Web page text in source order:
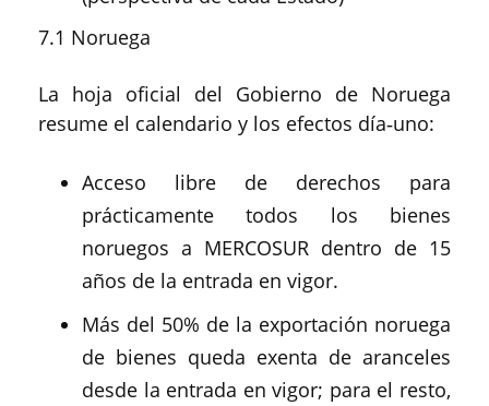
7.1 Noruega
La hoja oficial del Gobierno de Noruega
resume el calendario y los efectos día‑uno:
Acceso libre de derechos para
prácticamente todos los bienes
noruegos a MERCOSUR dentro de 15
años de la entrada en vigor.
Más del 50% de la exportación noruega
de bienes queda exenta de aranceles
desde la entrada en vigor; para el resto,